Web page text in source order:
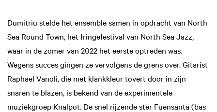
Dumitriu stelde het ensemble samen in opdracht van North
Sea Round Town, het fringefestival van North Sea Jazz,
waar in de zomer van 2022 het eerste optreden was.
Wegens succes gingen ze vervolgens de grens over. Gitarist
Raphael Vanoli, die met klankkleur tovert door in zijn
snaren te blazen, is bekend van de experimentele
muziekgroep Knalpot. De snel rijzende ster Fuensanta (bas